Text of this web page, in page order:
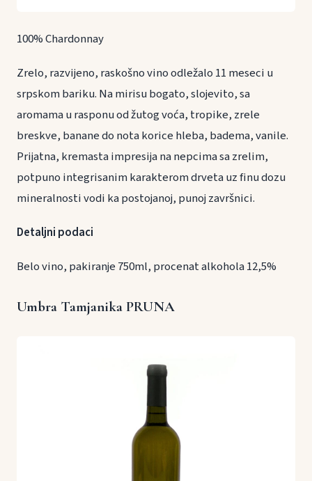
100% Chardonnay
Zrelo, razvijeno, raskošno vino odležalo 11 meseci u
srpskom bariku. Na mirisu bogato, slojevito, sa
aromama u rasponu od žutog voća, tropike, zrele
breskve, banane do nota korice hleba, badema, vanile.
Prijatna, kremasta impresija na nepcima sa zrelim,
potpuno integrisanim karakterom drveta uz finu dozu
mineralnosti vodi ka postojanoj, punoj završnici.
Detaljni podaci
Belo vino, pakiranje 750ml, procenat alkohola 12,5%
Umbra Tamjanika PRUNA